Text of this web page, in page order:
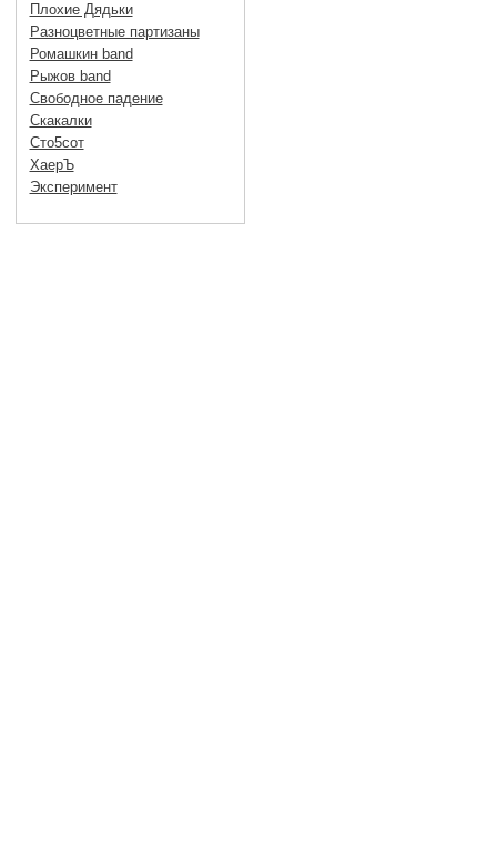
Плохие Дядьки
Разноцветные партизаны
Ромашкин band
Рыжов band
Свободное падение
Скакалки
Сто5сот
ХаерЪ
Эксперимент